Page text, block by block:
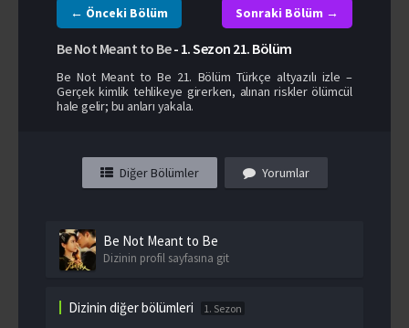
← Önceki Bölüm Sonraki Bölüm →
Be Not Meant to Be- 1. Sezon 21. Bölüm
Be Not Meant to Be 21. Bölüm Türkçe altyazılı izle –
Gerçek kimlik tehlikeye girerken, alınan riskler ölümcül
hale gelir; bu anları yakala.
Diğer Bölümler Yorumlar
Be Not Meant to Be
Dizinin profil sayfasına git
Dizinin diğer bölümleri 1. Sezon